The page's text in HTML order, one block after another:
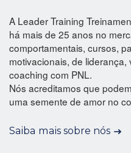
A Leader Training
há mais de 25 anos no
comportamentais, cursos,
motivacionais, de
coaching com PNL.
Nós acreditamos que
uma semente de amor no
Saiba mais sobre nós